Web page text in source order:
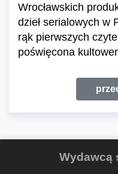
Wrocławskich
dzieł serialowych w
rąk pierwszych
poświęcona
Wydawcą